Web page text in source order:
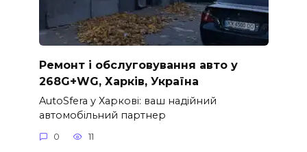
Ремонт і обслуговування авто у
268G+WG, Харків, Україна
AutoSfera у Харкові: ваш надійний
автомобільний партнер
0 11